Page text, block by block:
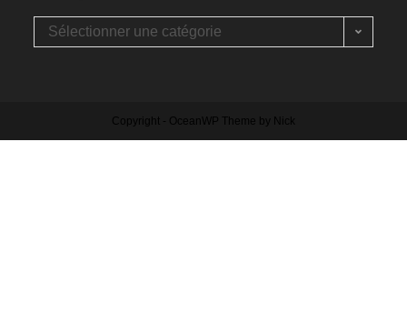
Sélectionner une catégorie
Copyright - OceanWP Theme by Nick